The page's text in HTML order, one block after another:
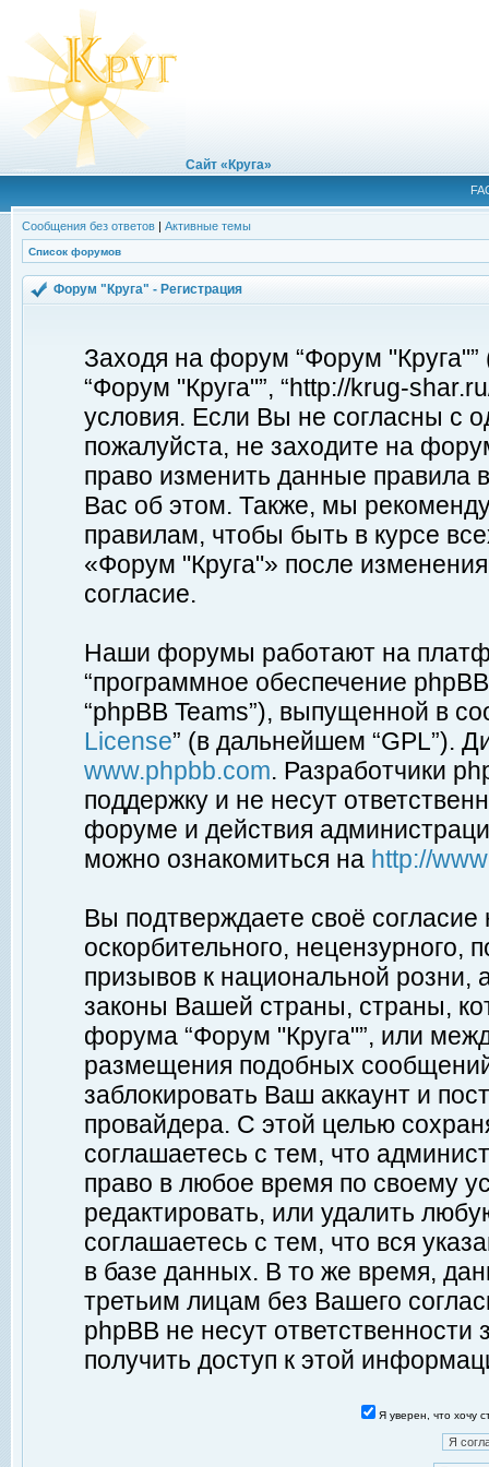
Сайт «Круга»
Сообщения без ответов | Активные темы
Список форумов
Форум "Круга" - Регистрация
Заходя на форум “Форум
“Форум "Круга"”, “http://krug-
условия. Если Вы не согласны с
пожалуйста, не заходите на
право изменить данные правила
Вас об этом. Также, мы
правилам, чтобы быть в курсе
«Форум "Круга"» после
согласие.
Наши форумы работают на
“программное обеспечение
“phpBB Teams”), выпущенной в
License” (в дальнейшем “GPL”).
www.phpbb.com. Разработчики
поддержку и не несут
форуме и действия
можно ознакомиться на http://
Вы подтверждаете своё
оскорбительного, нецензурного,
призывов к национальной
законы Вашей страны, страны,
форума “Форум "Круга"”, или
размещения подобных
заблокировать Ваш аккаунт и
провайдера. С этой целью
соглашаетесь с тем, что
право в любое время по своему
редактировать, или удалить
соглашаетесь с тем, что вся
в базе данных. В то же время,
третьим лицам без Вашего
phpBB не несут ответственности
получить доступ к этой
Я уверен, что хочу